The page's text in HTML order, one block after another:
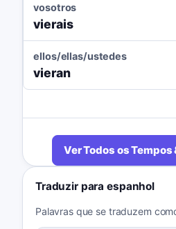
vosotros
vierais
ellos/ellas/ustedes
vieran
Ver Todos os
Traduzir para espanhol
Palavras que se traduzem